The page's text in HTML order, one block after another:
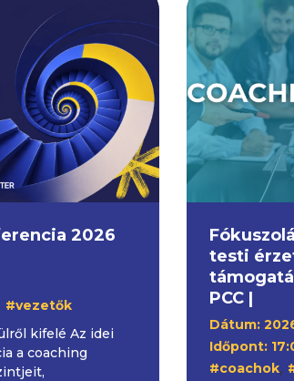
2026
#vezetők
kifelé Az idei
a coaching
testi
PCC |
Dátum:
Időpont:
#coachok,